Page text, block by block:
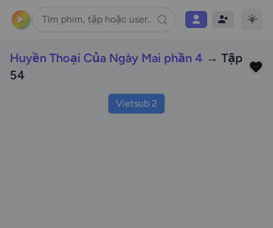
Huyền Thoại Của Ngày Mai phần 4 → Tập
54
Vietsub 2